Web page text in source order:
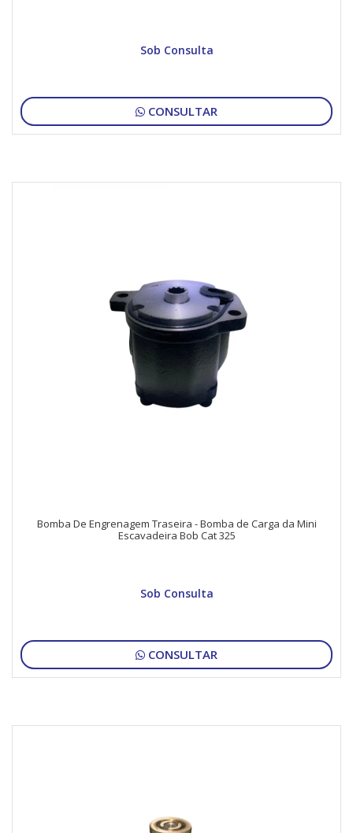
Sob Consulta
CONSULTAR
Bomba De Engrenagem Traseira - Bomba de Carga da Mini
Escavadeira Bob Cat 325
Sob Consulta
CONSULTAR